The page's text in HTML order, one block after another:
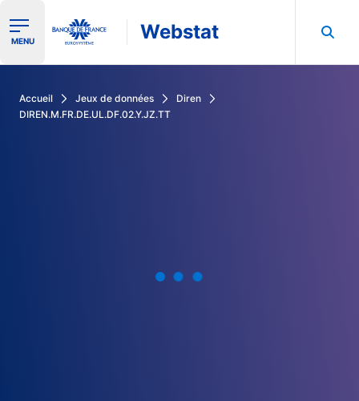
Ouvrir le menu de navigation
MENU Webstat
Accueil Jeux de données
Diren
DIREN.M.FR.DE.UL.DF.02.Y.JZ.TT